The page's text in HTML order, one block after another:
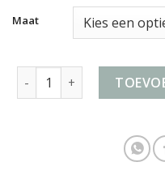
Maat
bijenkorf koffers aantal